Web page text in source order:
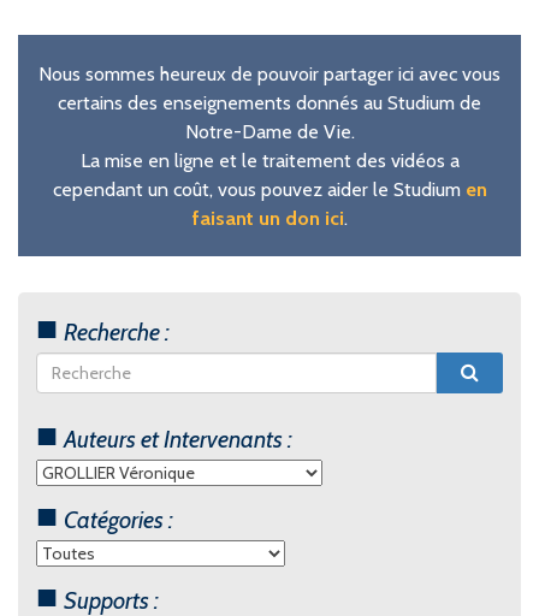
Nous sommes heureux de pouvoir partager ici avec vous
certains des enseignements donnés au Studium de
Notre-Dame de Vie.
La mise en ligne et le traitement des vidéos a
cependant un coût, vous pouvez aider le Studium en
faisant un don ici.
Recherche :
Auteurs et Intervenants :
Catégories :
Supports :